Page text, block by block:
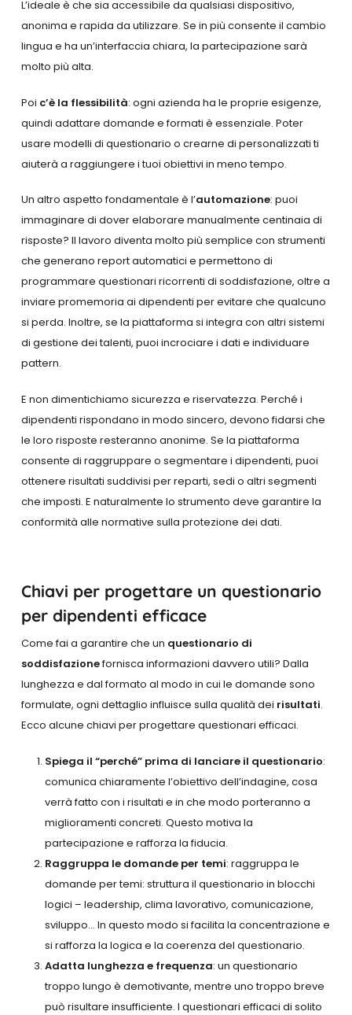
L’ideale è che sia accessibile da qualsiasi dispositivo,
anonima e rapida da utilizzare. Se in più consente il cambio
lingua e ha un’interfaccia chiara, la partecipazione sarà
molto più alta.
Poi c’è la flessibilità: ogni azienda ha le proprie esigenze,
quindi adattare domande e formati è essenziale. Poter
usare modelli di questionario o crearne di personalizzati ti
aiuterà a raggiungere i tuoi obiettivi in meno tempo.
Un altro aspetto fondamentale è l’automazione: puoi
immaginare di dover elaborare manualmente centinaia di
risposte? Il lavoro diventa molto più semplice con strumenti
che generano report automatici e permettono di
programmare questionari ricorrenti di soddisfazione, oltre a
inviare promemoria ai dipendenti per evitare che qualcuno
si perda. Inoltre, se la piattaforma si integra con altri sistemi
di gestione dei talenti, puoi incrociare i dati e individuare
pattern.
E non dimentichiamo sicurezza e riservatezza. Perché i
dipendenti rispondano in modo sincero, devono fidarsi che
le loro risposte resteranno anonime. Se la piattaforma
consente di raggruppare o segmentare i dipendenti, puoi
ottenere risultati suddivisi per reparti, sedi o altri segmenti
che imposti. E naturalmente lo strumento deve garantire la
conformità alle normative sulla protezione dei dati.
Chiavi per progettare un questionario
per dipendenti efficace
Come fai a garantire che un questionario di
soddisfazionefornisca informazioni davvero utili? Dalla
lunghezza e dal formato al modo in cui le domande sono
formulate, ogni dettaglio influisce sulla qualità dei risultati.
Ecco alcune chiavi per progettare questionari efficaci.
Spiega il “perché” prima di lanciare il questionario:
comunica chiaramente l’obiettivo dell’indagine, cosa
verrà fatto con i risultati e in che modo porteranno a
miglioramenti concreti. Questo motiva la
partecipazione e rafforza la fiducia.
Raggruppa le domande per temi: raggruppa le
domande per temi: struttura il questionario in blocchi
logici – leadership, clima lavorativo, comunicazione,
sviluppo… In questo modo si facilita la concentrazione e
si rafforza la logica e la coerenza del questionario.
Adatta lunghezza e frequenza: un questionario
troppo lungo è demotivante, mentre uno troppo breve
può risultare insufficiente. I questionari efficaci di solito